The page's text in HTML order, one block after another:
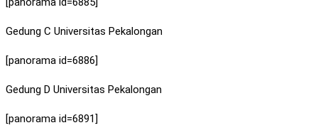
Gedung C Universitas Pekalongan
[panorama id=6886]
Gedung D Universitas Pekalongan
[panorama id=6891]